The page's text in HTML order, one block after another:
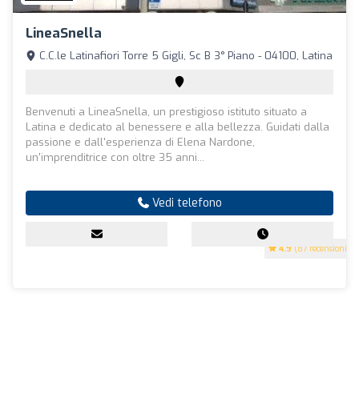
LineaSnella
4.9 (87 recensioni)
C.C.le Latinafiori Torre 5 Gigli, Sc B 3° Piano - 04100, Latina
Benvenuti a LineaSnella, un prestigioso istituto situato a
Latina e dedicato al benessere e alla bellezza. Guidati dalla
passione e dall'esperienza di Elena Nardone,
un'imprenditrice con oltre 35 anni...
Vedi telefono